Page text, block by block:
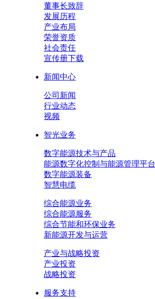
董事长致辞
发展历程
产业布局
荣誉资质
社会责任
宣传册下载
新闻中心
公司新闻
行业动态
视频
智光业务
数字能源技术与产品
能源数字化控制与能源管理平台
数字能源装备
智慧电缆
综合能源业务
综合能源服务
综合节能和环保业务
新能源开发与运营
产业与战略投资
产业投资
战略投资
服务支持